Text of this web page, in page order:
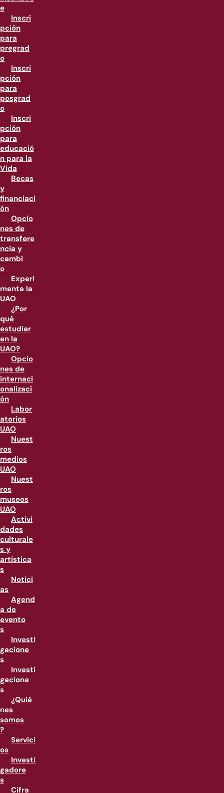
e
Inscri
pción
para
pregrad
o
Inscri
pción
para
posgrad
o
Inscri
pción
para
educació
n para la
Vida
Becas
y
financiaci
ón
Opcio
nes de
transfere
ncia y
cambi
o
Experi
menta la
UAO
¿Por
qué
estudiar
en la
UAO?
Opcio
nes de
internaci
onalizaci
ón
Labor
atorios
UAO
Nuest
ros
medios
UAO
Nuest
ros
museos
UAO
Activi
dades
culturale
s y
artística
s
Notici
as
Agend
a de
evento
s
Investi
gacione
s
Investi
gacione
s
¿Quié
nes
somos
?
Servici
os
Investi
gadore
s
Cifra